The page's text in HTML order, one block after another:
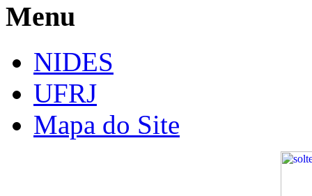
Menu
NIDES
UFRJ
Mapa do Site